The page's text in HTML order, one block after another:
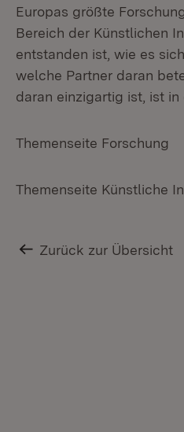
Europas größte
Bereich der Künstlichen
entstanden ist, wie es
welche Partner daran
daran einzigartig ist, ist in
Themenseite Forschung
Themenseite Künstliche
Zurück zur Übersicht